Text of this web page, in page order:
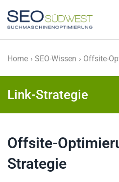
Skip to main content
Home SEO-Wissen Offsite-
Link-Strategie
Offsite-
Strategie